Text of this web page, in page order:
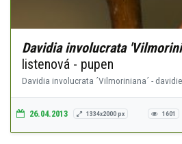
Davidia involucrata
listenová - pupen
Davidia involucrata ´Vilmoriniana´ -
26.04.2013 1334x2000 px 1601